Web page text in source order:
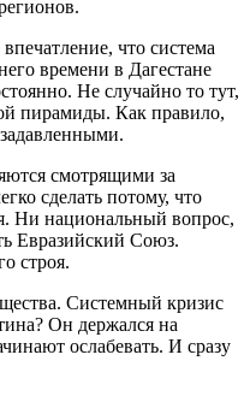
что система
времени в Дагестане
Не случайно то тут,
пирамиды. Как правило,
смотрящими за
сделать потому, что
Ни национальный вопрос,
Евразийский Союз.
строя.
Системный кризис
Он держался на
ослабевать. И сразу